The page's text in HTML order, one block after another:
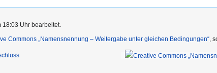
18:03 Uhr bearbeitet.
Commons „Namensnennung – Weitergabe unter gleichen Bedingungen“,